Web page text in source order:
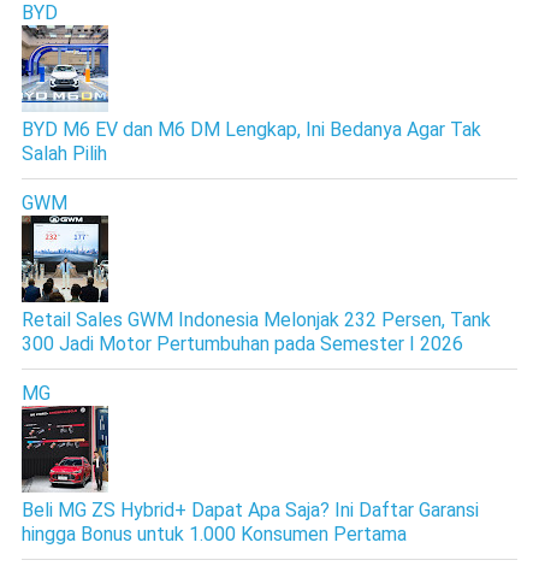
BYD
BYD M6 EV dan M6 DM Lengkap, Ini Bedanya Agar Tak
Salah Pilih
GWM
Retail Sales GWM Indonesia Melonjak 232 Persen, Tank
300 Jadi Motor Pertumbuhan pada Semester I 2026
MG
Beli MG ZS Hybrid+ Dapat Apa Saja? Ini Daftar Garansi
hingga Bonus untuk 1.000 Konsumen Pertama